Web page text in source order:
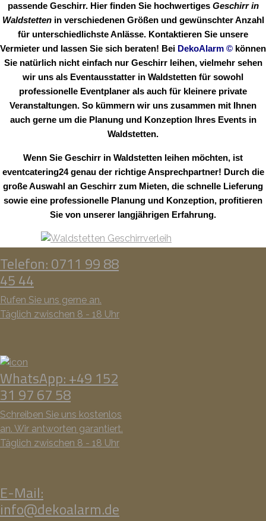
passende Geschirr. Hier finden Sie hochwertiges Geschirr in
Waldstettenin verschiedenen Größen und gewünschter Anzahl
für unterschiedlichste Anlässe. Kontaktieren Sie unsere
Vermieter und lassen Sie sich beraten! Bei DekoAlarm © können
Sie natürlich nicht einfach nur Geschirr leihen, vielmehr sehen
wir uns als Eventausstatter in Waldstetten für sowohl
professionelle Eventplaner als auch für kleinere private
Veranstaltungen. So kümmern wir uns zusammen mit Ihnen
auch gerne um die Planung und Konzeption Ihres Events in
Waldstetten.
Wenn Sie Geschirr in Waldstetten leihen möchten, ist
eventcatering24 genau der richtige Ansprechpartner! Durch die
große Auswahl an Geschirr zum Mieten, die schnelle Lieferung
sowie eine professionelle Planung und Konzeption, profitieren
Sie von unserer langjährigen Erfahrung.
Telefon: 0711 99 88
45 44
Rufen Sie uns gerne an.
Täglich zwischen 8 - 18 Uhr
WhatsApp: +49 152
31 97 67 58
Schreiben Sie uns kostenlos
an. Wir antworten garantiert.
Täglich zwischen 8 - 18 Uhr
E-Mail:
info@dekoalarm.de